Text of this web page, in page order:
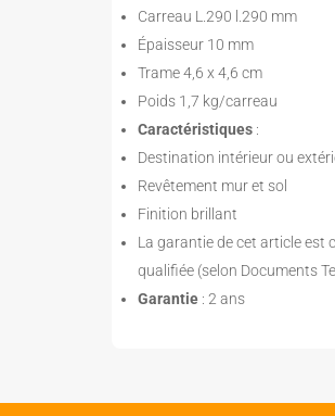
Carreau L.290 l.290 mm
Épaisseur 10 mm
Trame 4,6 x 4,6 cm
Poids 1,7 kg/carreau
Caractéristiques :
Destination intérieur ou
Revêtement mur et sol
Finition brillant
La garantie de cet article est
qualifiée (selon Documents
Garantie : 2 ans